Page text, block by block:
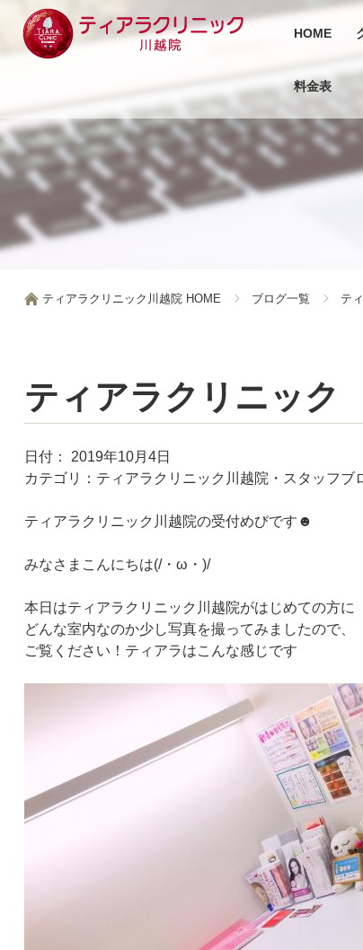
HOME
料金表
ティアラクリニック川越院 HOME ブログ一覧 テ
ティアラクリニッ
日付：
2019年10月4日
カテゴリ： ティアラクリニック川越院・スタッフブ
ティアラクリニック川越院の受付めびです☻
みなさまこんにちは(/・ω・)/
本日はティアラクリニック川越院がはじめての方に
どんな室内なのか少し写真を撮ってみましたので、
ご覧ください！ティアラはこんな感じです